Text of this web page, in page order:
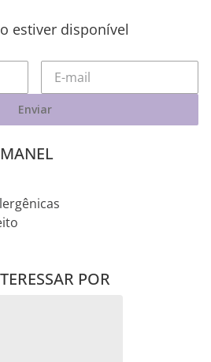
estiver disponível
Enviar
POR